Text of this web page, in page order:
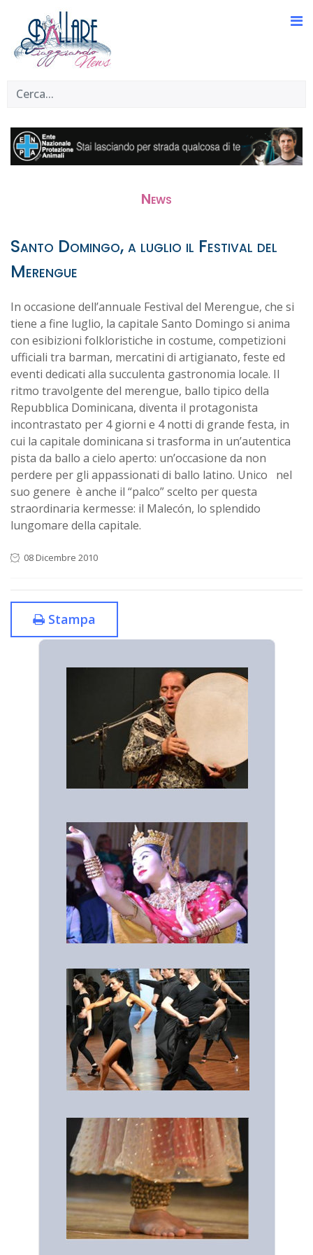
News
Santo Domingo, a luglio il Festival del
Merengue
In occasione dell’annuale Festival del Merengue, che si
tiene a fine luglio, la capitale Santo Domingo si anima
con esibizioni folkloristiche in costume, competizioni
ufficiali tra barman, mercatini di artigianato, feste ed
eventi dedicati alla succulenta gastronomia locale. Il
ritmo travolgente del merengue, ballo tipico della
Repubblica Dominicana, diventa il protagonista
incontrastato per 4 giorni e 4 notti di grande festa, in
cui la capitale dominicana si trasforma in un’autentica
pista da ballo a cielo aperto: un’occasione da non
perdere per gli appassionati di ballo latino. Unico nel
suo genere è anche il “palco” scelto per questa
straordinaria kermesse: il Malecón, lo splendido
lungomare della capitale.
08 Dicembre 2010
Stampa